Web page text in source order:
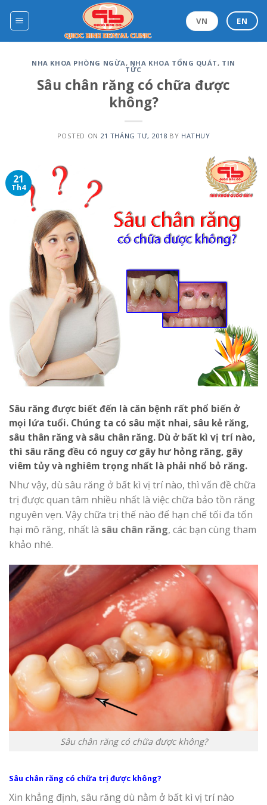
VN EN
NHA KHOA PHÒNG NGỪA, NHA KHOA TỔNG QUÁT, TIN
TỨC
Sâu chân răng có chữa được
không?
POSTED ON 21 THÁNG TƯ, 2018 BY HATHUY
21
Th4
Sâu răng được biết đến là căn bệnh rất phổ biến ở
mọi lứa tuổi. Chúng ta có sâu mặt nhai, sâu kẻ răng,
sâu thân răng và sâu chân răng. Dù ở bất kì vị trí nào,
thì sâu răng đều có nguy cơ gây hư hỏng răng, gây
viêm tủy và nghiêm trọng nhất là phải nhổ bỏ răng.
Như vậy, dù sâu răng ở bất kì vị trí nào, thì vấn đề chữa
trị được quan tâm nhiều nhất là việc chữa bảo tồn răng
nguyên vẹn. Vậy chữa trị thế nào để hạn chế tối đa tổn
hại mô răng, nhất là sâu chân răng, các bạn cùng tham
khảo nhé.
Sâu chân răng có chữa được không?
Sâu chân răng có chữa trị được không?
Xin khẳng định, sâu răng dù nằm ở bất kì vị trí nào